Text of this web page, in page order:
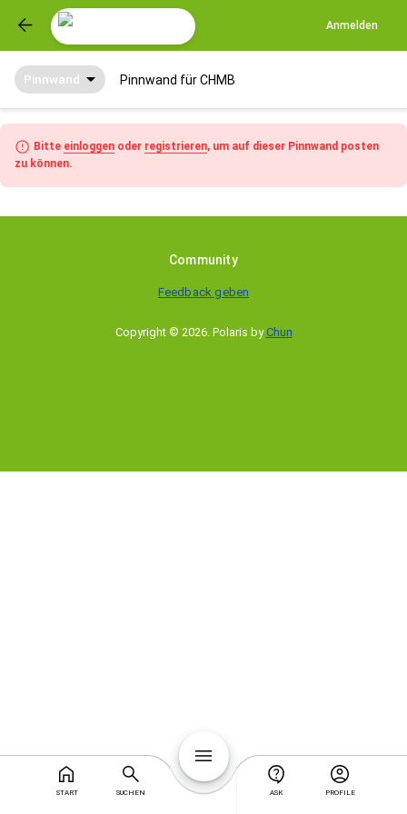
Anmelden
START SUCHEN ASK PROFILE
Pinnwand Pinnwand für CHMB
Bitte einloggen oder registrieren, um auf dieser Pinnwand posten
zu können.
Community
Feedback geben
Copyright © 2026. Polaris by Chun